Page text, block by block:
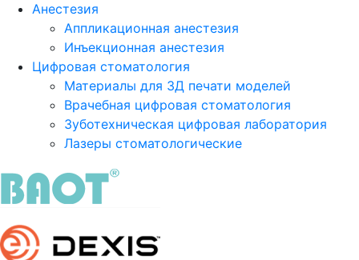
Анестезия
Аппликационная анестезия
Инъекционная анестезия
Цифровая стоматология
Материалы для 3Д печати моделей
Врачебная цифровая стоматология
Зуботехническая цифровая лаборатория
Лазеры стоматологические